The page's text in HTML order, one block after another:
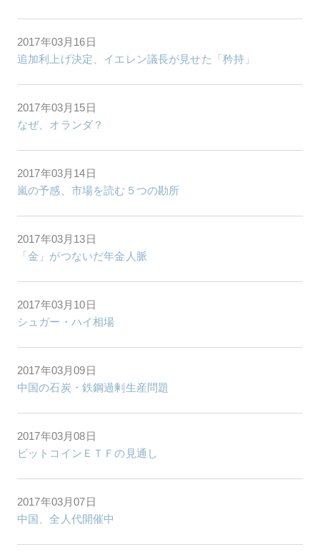
2017年03月16日
追加利上げ決定、イエレン議長が見せた「矜持」
2017年03月15日
なぜ、オランダ？
2017年03月14日
嵐の予感、市場を読む５つの勘所
2017年03月13日
「金」がつないだ年金人脈
2017年03月10日
シュガー・ハイ相場
2017年03月09日
中国の石炭・鉄鋼過剰生産問題
2017年03月08日
ビットコインＥＴＦの見通し
2017年03月07日
中国、全人代開催中